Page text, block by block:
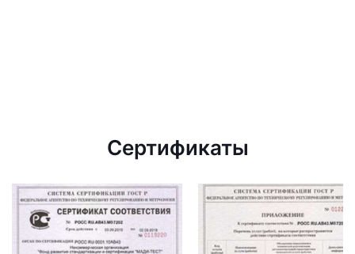
Сертификаты